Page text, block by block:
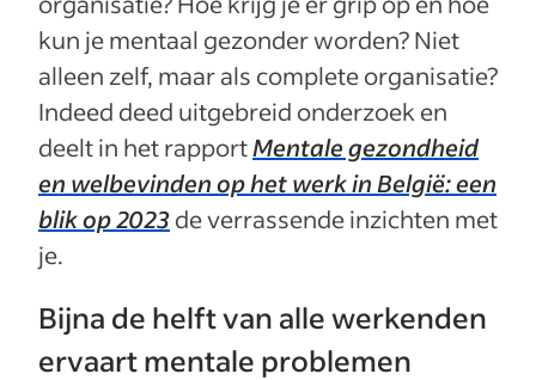
kun je mentaal gezonder worden? Niet
alleen zelf, maar als complete organisatie?
Indeed deed uitgebreid onderzoek en
deelt in het rapportMentale gezondheid
en welbevinden op het werk in België: een
blik op 2023de verrassende inzichten met
je.
Bijna de helft van alle werkenden
ervaart mentale problemen